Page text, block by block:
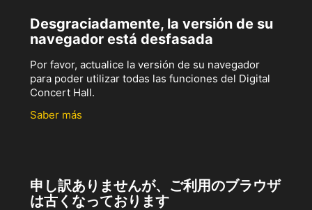
Desgraciadamente, la versión de su
navegador está desfasada
Por favor, actualice la versión de su navegador
para poder utilizar todas las funciones del Digital
Concert Hall.
Saber más
申し訳ありませんが、ご利用のブラウザ
は古くなっております